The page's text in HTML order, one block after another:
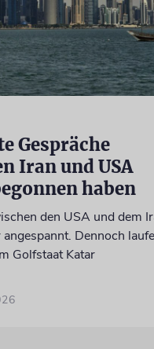
Gespräche
Iran und USA
haben
den USA und dem
Dennoch
Golfstaat Katar